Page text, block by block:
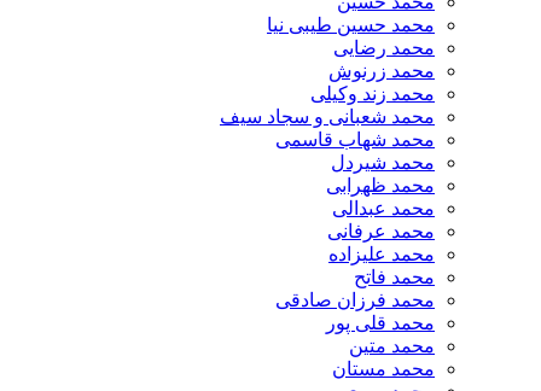
محمد حسین طیبی نیا
محمد رضایی
محمد زرنوش
محمد زند وکیلی
محمد شعبانی و سجاد سیف
محمد شهاب قاسمی
​محمد شیردل
محمد ظهرابی
محمد عبدالی
محمد عرفانی
محمد علیزاده
محمد فاتح
محمد فرزان صادقی
محمد قلی پور
محمد متین
محمد مستان